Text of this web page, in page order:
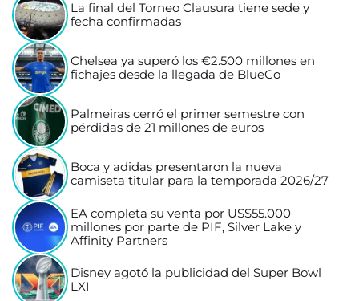
La final del Torneo Clausura tiene sede y
fecha confirmadas
Chelsea ya superó los €2.500 millones en
fichajes desde la llegada de BlueCo
Palmeiras cerró el primer semestre con
pérdidas de 21 millones de euros
Boca y adidas presentaron la nueva
camiseta titular para la temporada 2026/27
EA completa su venta por US$55.000
millones por parte de PIF, Silver Lake y
Affinity Partners
Disney agotó la publicidad del Super Bowl
LXI